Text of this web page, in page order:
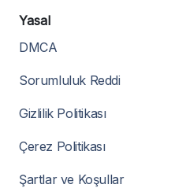
Yasal
DMCA
Sorumluluk Reddi
Gizlilik Politikası
Çerez Politikası
Şartlar ve Koşullar